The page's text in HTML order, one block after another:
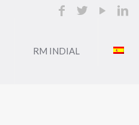
RM INDIAL